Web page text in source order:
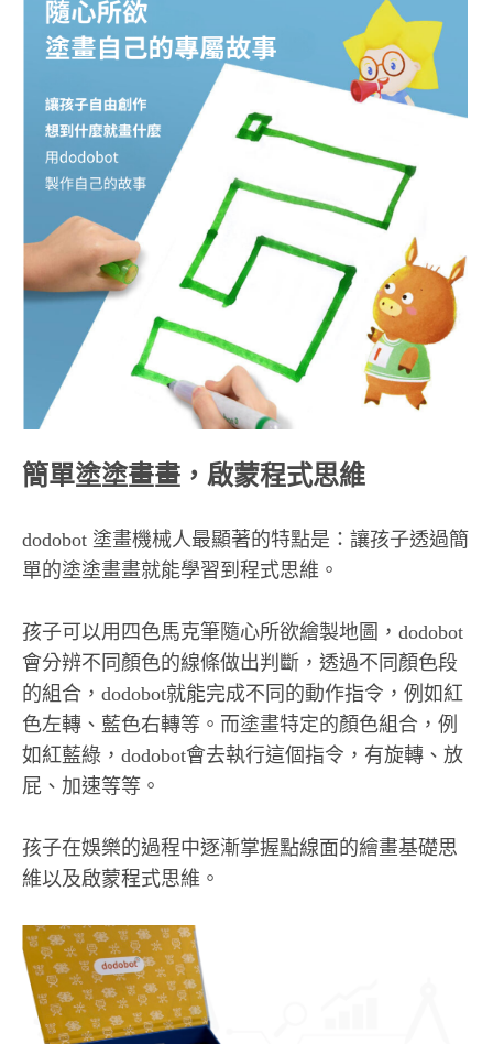
簡單塗塗畫畫，啟蒙程式思維
dodobot 塗畫機械人最顯著的特點是：讓孩子透過簡
單的塗塗畫畫就能學習到程式思維。
孩子可以用四色馬克筆隨心所欲繪製地圖，dodobot
會分辨不同顏色的線條做出判斷，透過不同顏色段
的組合，dodobot就能完成不同的動作指令，例如紅
色左轉、藍色右轉等。而塗畫特定的顏色組合，例
如紅藍綠，dodobot會去執行這個指令，有旋轉、放
屁、加速等等。
孩子在娛樂的過程中逐漸掌握點線面的繪畫基礎思
維以及啟蒙程式思維。